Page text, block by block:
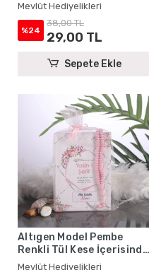
Hediyelikleri
Mevlüt Hediyelikleri
%24
38,00 TL
29,00 TL
Sepete Ekle
Altıgen Model Pembe
Renkli Tül Kese İçerisinde
Yasin Kitabı ve Tesbih -
Mevlüt Hediyelikleri